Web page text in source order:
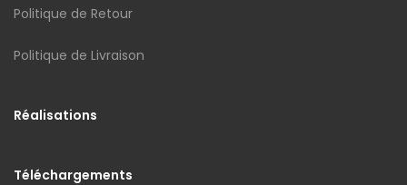
Politique de Retour
Politique de Livraison
Réalisations
Téléchargements